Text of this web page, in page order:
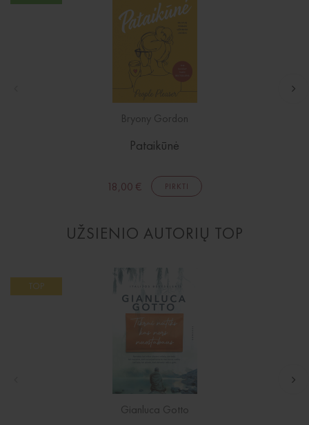
Knygos su autografais
Bryony Gordon
Pataikūnė
18,00 € PIRKTI
UŽSIENIO AUTORIŲ TOP
TOP
Gianluca Gotto